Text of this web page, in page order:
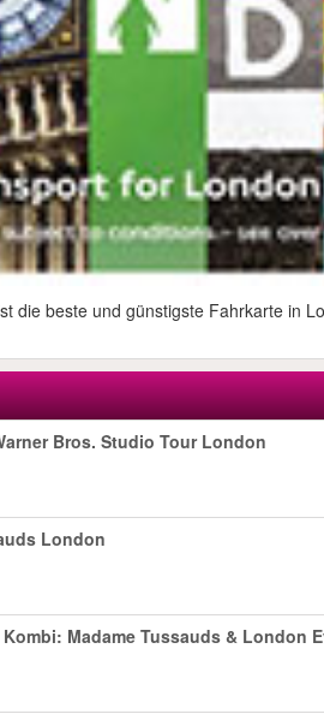
die beste und günstigste Fahrkarte in
Bros. Studio Tour London
London
Madame Tussauds & London